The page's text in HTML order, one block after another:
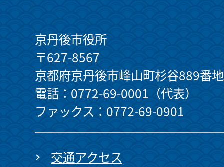
京丹後市役所
〒627-8567
京都府京丹後市峰山町杉谷889番地
電話：0772-69-0001（代表）
ファックス：0772-69-0901
交通アクセス